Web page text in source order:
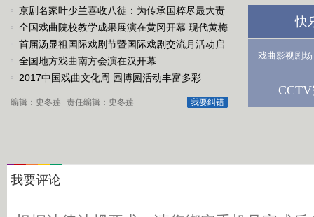
京剧名家叶少兰喜收八徒：为传承国粹尽最大责
任
全国戏曲院校教学成果展演在黄冈开幕 现代黄梅
戏《槐花谣》倾情..
首届汤显祖国际戏剧节暨国际戏剧交流月活动启
动
全国地方戏曲南方会演在汉开幕
2017中国戏曲文化周 园博园活动丰富多彩
我要纠错
编辑：史冬莲 责任编辑：史冬莲
快
戏曲影视剧场